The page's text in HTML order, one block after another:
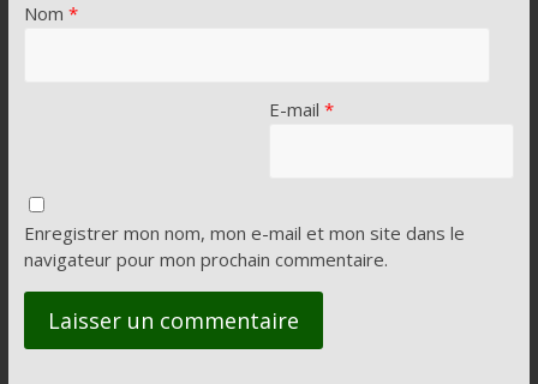
Nom *
E-mail *
Enregistrer mon nom, mon e-mail et mon site dans le
navigateur pour mon prochain commentaire.